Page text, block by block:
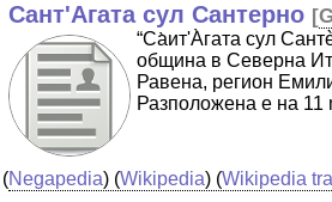
Сант'Агата сул Сантерно [
“Cа̀ит'А̀гата сул
община в Северна
Равена, регион
Разположена е на
(Negapedia) (Wikipedia) (Wikipedia